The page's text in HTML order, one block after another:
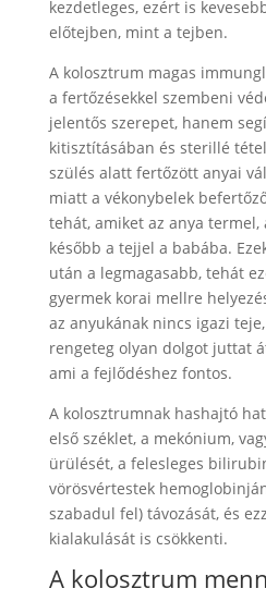
kezdetleges, ezért is
előtejben, mint a tejben.
A kolosztrum magas
a fertőzésekkel szembeni
jelentős szerepet, hanem
kitisztításában és sterillé
szülés alatt fertőzött anyai
miatt a vékonybelek
tehát, amiket az anya
később a tejjel a babába.
után a legmagasabb, tehát
gyermek korai mellre
az anyukának nincs igazi
rengeteg olyan dolgot juttat
ami a fejlődéshez fontos.
A kolosztrumnak hashajtó
első széklet, a mekónium,
ürülését, a felesleges
vörösvértestek
szabadul fel) távozását, és
kialakulását is csökkenti.
A kolosztrum